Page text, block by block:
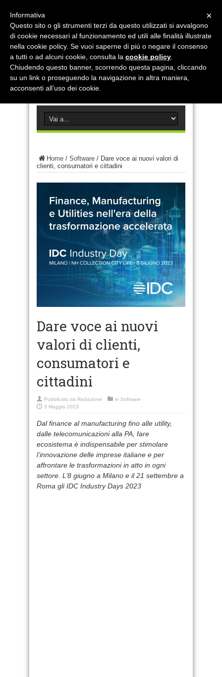
Home / Software / Dare voce ai nuovi valori di
clienti, consumatori e cittadini
Dare voce ai nuovi
valori di clienti,
consumatori e
cittadini
Pubblicato da Redazione in Software
3 Maggio 2023
Dal finance al manufacturing fino alle utility,
dalle telecomunicazioni alla PA, fare
ecosistema è indispensabile per stimolare
l’innovazione delle imprese italiane e per
affrontare le trasformazioni in atto in ogni
settore. L’8 giugno a Milano e il 21 settembre a
Roma gli IDC Industry Days 2023
×
Informativa
Questo sito o gli strumenti terzi da questo utilizzati si avvalgono
di cookie necessari al funzionamento ed utili alle finalità illustrate
nella cookie policy. Se vuoi saperne di più o negare il consenso
a tutti o ad alcuni cookie, consulta la cookie policy
Chiudendo questo banner, scorrendo questa pagina, cliccando
su un link o proseguendo la navigazione in altra maniera,
acconsenti all’uso dei cookie.